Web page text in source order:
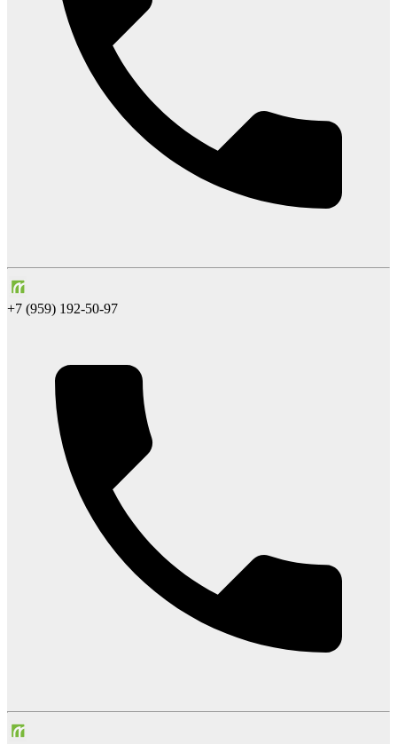
+7 (959) 192-50-97